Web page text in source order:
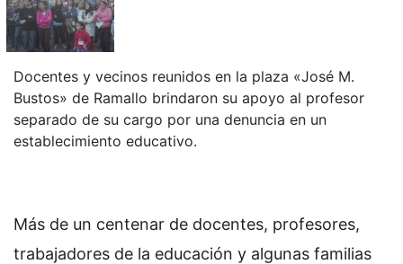
Docentes y vecinos reunidos en la plaza «José M.
Bustos» de Ramallo brindaron su apoyo al profesor
separado de su cargo por una denuncia en un
establecimiento educativo.
Más de un centenar de docentes, profesores,
trabajadores de la educación y algunas familias